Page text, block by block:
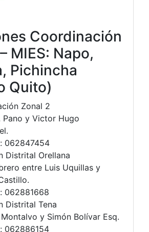
Coordinación
MIES: Napo,
Pichincha
Quito)
Zonal 2
Pano y Victor Hugo
062847454
Distrital Orellana
entre Luis Uquillas y
062881668
Distrital Tena
y Simón Bolívar Esq.
062886154